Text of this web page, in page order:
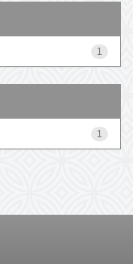
1
1